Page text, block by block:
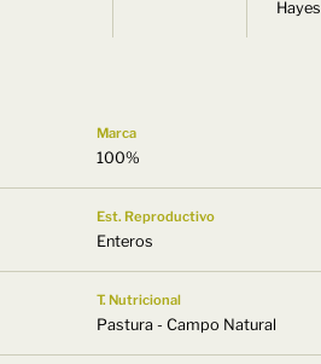
Hayes
Marca
100%
Est. Reproductivo
Enteros
T. Nutricional
Pastura - Campo Natural